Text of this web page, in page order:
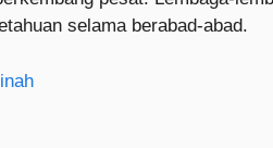
selama berabad-abad.